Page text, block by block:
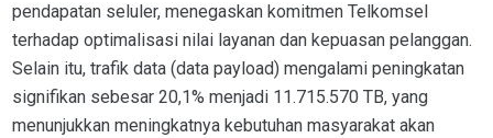
pendapatan seluler, menegaskan komitmen Telkomsel
terhadap optimalisasi nilai layanan dan kepuasan pelanggan.
Selain itu, trafik data (data payload) mengalami peningkatan
signifikan sebesar 20,1% menjadi 11.715.570 TB, yang
menunjukkan meningkatnya kebutuhan masyarakat akan